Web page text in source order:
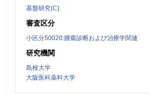
基盤研究(C)
審査区分
小区分50020:腫瘍診断および治療学関連
研究機関
島根大学
大阪医科薬科大学